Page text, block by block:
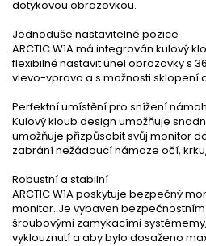
dotykovou obrazovkou.
Jednoduše nastavitelné pozice
ARCTIC W1A má integrován kulový
flexibilně nastavit úhel obrazovky s
vlevo-vpravo a s možnosti sklopení
Perfektní umístění pro snížení
Kulový kloub design umožňuje
umožňuje přizpůsobit svůj monitor
zabrání nežádoucí námaze očí,
Robustní a stabilní
ARCTIC W1A poskytuje bezpečný
monitor. Je vybaven
šroubovými zamykacími
vyklouznutí a aby bylo dosaženo